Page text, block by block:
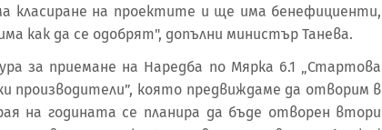
класиране на проектите и ще има бенефициенти,
как да се одобрят", допълни министър Танева.
за приемане на Наредба по Мярка 6.1 „Стартова
производители”, която предвиждаме да отворим в
на годината се планира да бъде отворен втори